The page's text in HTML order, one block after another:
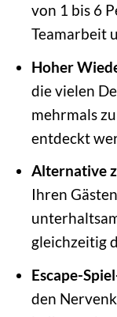
von 1 bis 6
Teamarbeit
Hoher
die vielen
mehrmals
entdeckt
Alternative
Ihren
gleichzeitig
Escape-
den